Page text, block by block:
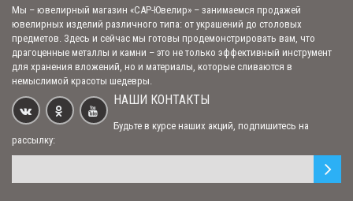
Мы – ювелирный магазин «САР-Ювелир» – занимаемся продажей
ювелирных изделий различного типа: от украшений до столовых
предметов. Здесь и сейчас мы готовы продемонстрировать вам, что
драгоценные металлы и камни – это не только эффективный инструмент
для хранения вложений, но и материалы, которые сливаются в
немыслимой красоты шедевры.
НАШИ КОНТАКТЫ
Будьте в курсе наших акций, подпишитесь на
рассылку: